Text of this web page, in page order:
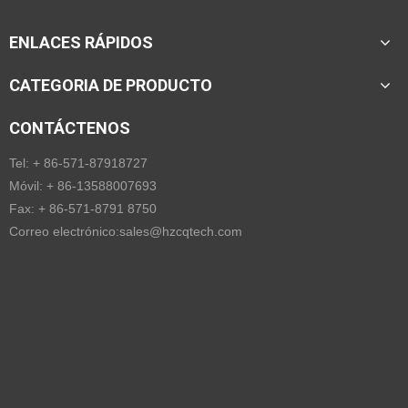
ENLACES RÁPIDOS
CATEGORIA DE PRODUCTO
CONTÁCTENOS
Tel: + 86-571-87918727
Móvil: + 86-13588007693
Fax: + 86-571-8791 8750
Correo electrónico:sales@hzcqtech.com